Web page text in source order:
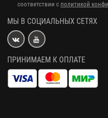
соответствии с политикой
МЫ В СОЦИАЛЬНЫХ СЕТЯХ
ПРИНИМАЕМ К ОПЛАТЕ